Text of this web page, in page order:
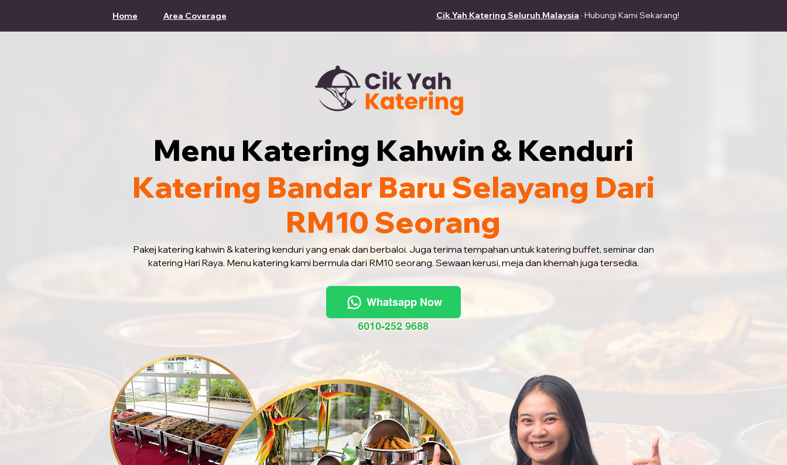
Menu Katering Kahwin & Kenduri
Katering Bandar Baru Selayang Dari
RM10 Seorang
Pakej katering kahwin & katering kenduri yang enak dan berbaloi. Juga terima tempahan untukkatering buffet, seminar dan
katering Hari Raya. Menu katering kami bermula dari RM10 seorang. Sewaan kerusi, meja dan khemah juga tersedia.
Whatsapp Now
6010-252 9688
Home Area Coverage Cik Yah Katering Seluruh Malaysia · Hubungi Kami Sekarang!